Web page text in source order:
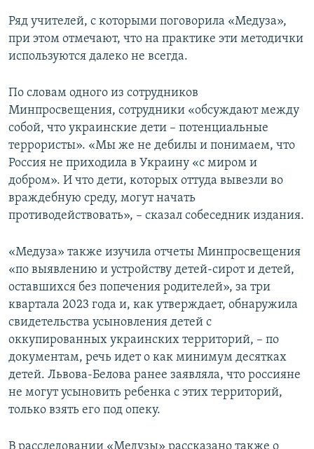
Ряд учителей, с которыми поговорила «Медуза»,
при этом отмечают, что на практике эти методички
используются далеко не всегда.
По словам одного из сотрудников
Минпросвещения, сотрудники «обсуждают между
собой, что украинские дети – потенциальные
террористы». «Мы же не дебилы и понимаем, что
Россия не приходила в Украину «с миром и
добром». И что дети, которых оттуда вывезли во
враждебную среду, могут начать
противодействовать», – сказал собеседник издания.
«Медуза» также изучила отчеты Минпросвещения
«по выявлению и устройству детей-сирот и детей,
оставшихся без попечения родителей», за три
квартала 2023 года и, как утверждает, обнаружила
свидетельства усыновления детей с
оккупированных украинских территорий, – по
документам, речь идет о как минимум десятках
детей. Львова-Белова ранее заявляла, что россияне
не могут усыновить ребенка с этих территорий,
только взять его под опеку.